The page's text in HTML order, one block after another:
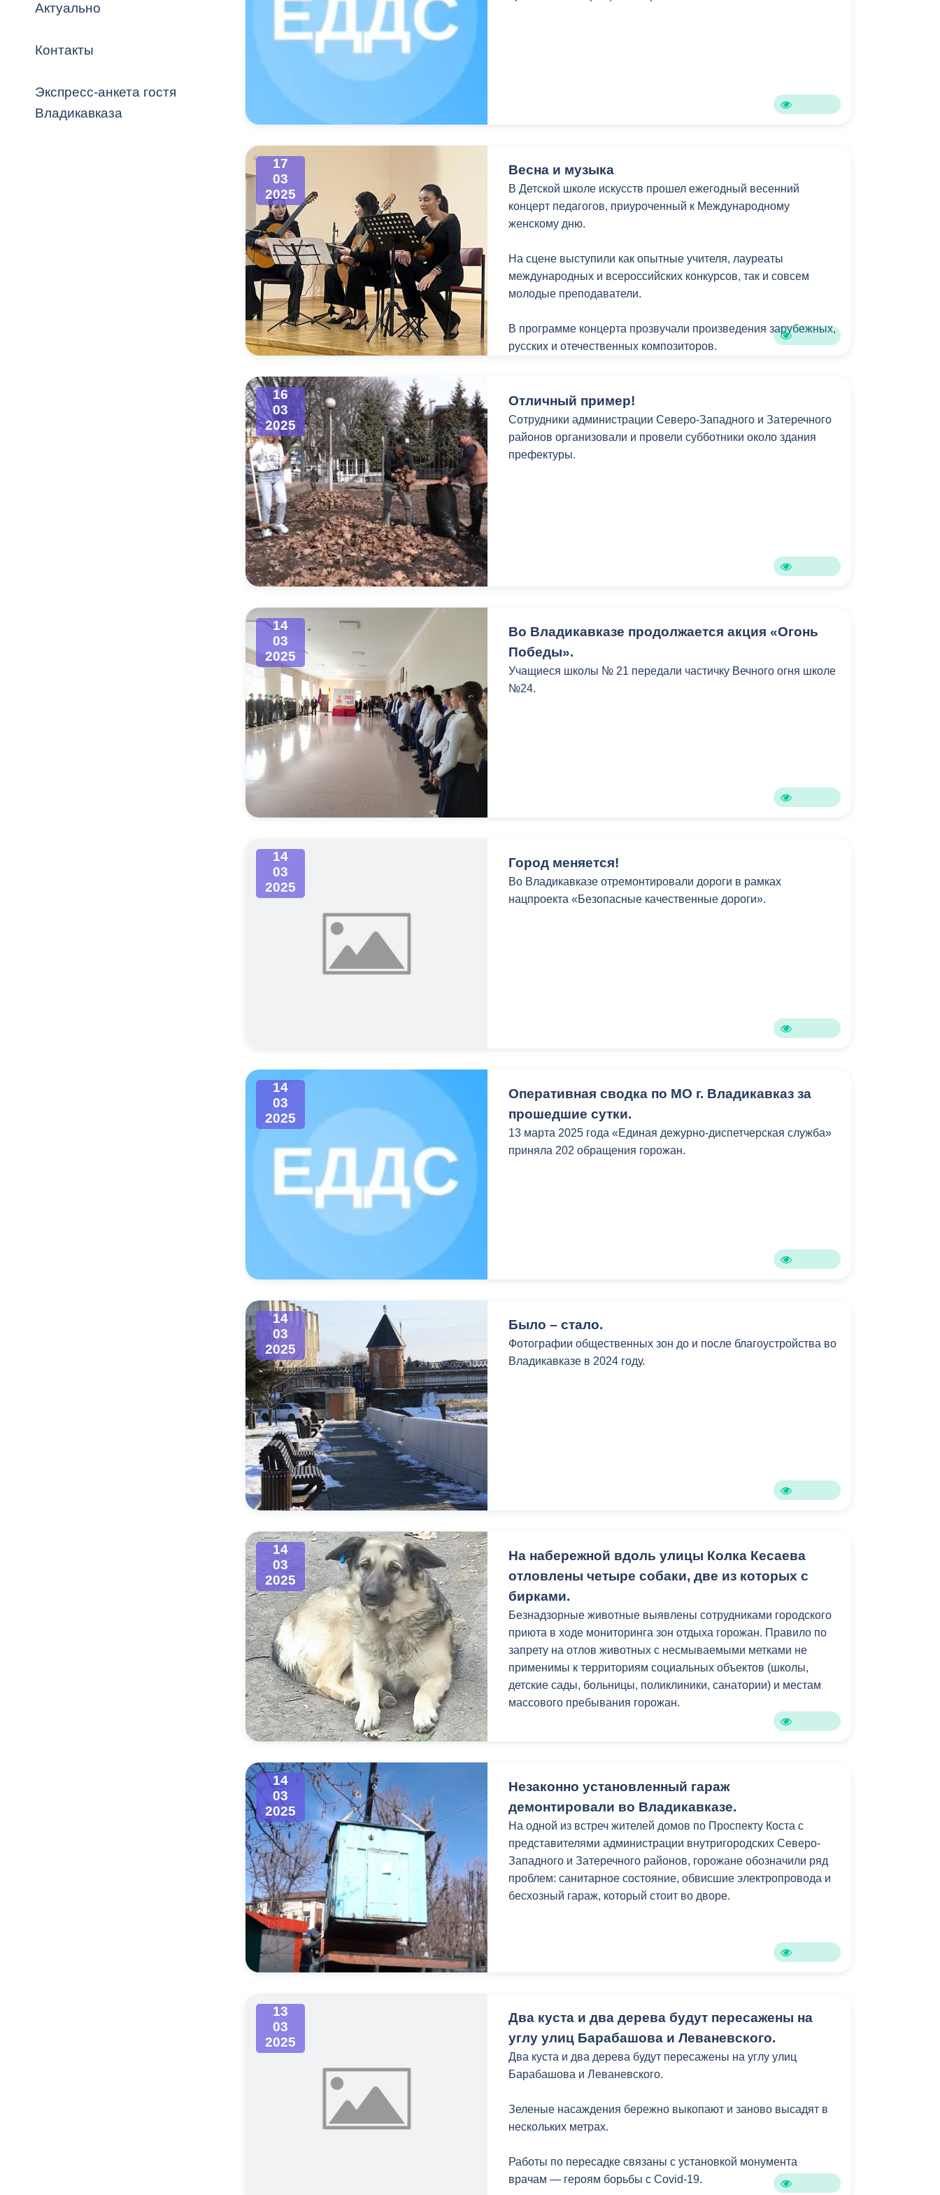
Владикавказ
Распоряжения, постановления
ОРВ и экспертиза НПА
Оценка деятельности органов
Открытые данные
Общественное обсуждение
документов стратегического
планирования
Гражданская оборона в
чрезвычайных ситуациях
Информация о результатах
проверок
Порядок обжалования решений и
действий органов местного
самоуправления
Информация финансового
Бесплатная юридическая помощь
Муниципальный контроль Выборы 2026
Актуально
Контакты
Экспресс-анкета гостя
Владикавказа
17
03
2025
Весна и музыка
В Детской школе искусств прошел ежегодный весенний
концерт педагогов, приуроченный к Международному
женскому дню.
На сцене выступили как опытные учителя, лауреаты
международных и всероссийских конкурсов, так и совсем
молодые преподаватели.
В программе концерта прозвучали произведения зарубежных,
русских и отечественных композиторов.
весенних концертов всегда особенная и обязательно
соответствует весеннем настроению.
16
03
2025
Отличный пример!
Сотрудники администрации Северо-Западного и Затеречного
районов организовали и провели субботники около здания
префектуры.
14
03
2025
Во Владикавказе продолжается акция «Огонь
Победы».
Учащиеся школы № 21 передали частичку Вечного огня школе
№24.
14
03
2025
Город меняется!
Во Владикавказе отремонтировали дороги в рамках
нацпроекта «Безопасные качественные дороги».
14
03
2025
Оперативная сводка по МО г. Владикавказ за
прошедшие сутки.
13 марта 2025 года «Единая дежурно-диспетчерская служба»
приняла 202 обращения горожан.
14
03
2025
Было – стало.
Фотографии общественных зон до и после благоустройства во
Владикавказе в 2024 году.
14
03
2025
На набережной вдоль улицы Колка Кесаева
отловлены четыре собаки, две из которых с
бирками.
Безнадзорные животные выявлены сотрудниками городского
приюта в ходе мониторинга зон отдыха горожан. Правило по
запрету на отлов животных с несмываемыми метками не
применимы к территориям социальных объектов (школы,
детские сады, больницы, поликлиники, санатории) и местам
массового пребывания горожан.
14
03
2025
Незаконно установленный гараж
демонтировали во Владикавказе.
На одной из встреч жителей домов по Проспекту Коста с
представителями администрации внутригородских Северо-
Западного и Затеречного районов, горожане обозначили ряд
проблем: санитарное состояние, обвисшие электропровода и
бесхозный гараж, который стоит во дворе.
13
03
2025
Два куста и два дерева будут пересажены на
углу улиц Барабашова и Леваневского.
Два куста и два дерева будут пересажены на углу улиц
Барабашова и Леваневского.
Зеленые насаждения бережно выкопают и заново высадят в
нескольких метрах.
Работы по пересадке связаны с установкой монумента
врачам — героям борьбы с Covid-19.